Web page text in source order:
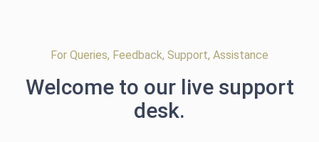
For Queries, Feedback, Support, Assistance
Welcome to our live support
desk.